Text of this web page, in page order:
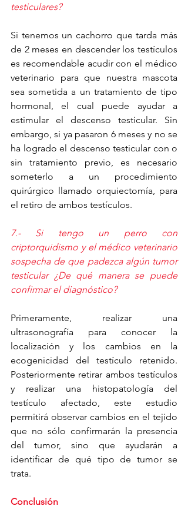
testiculares?
Si tenemos un cachorro que tarda más
de 2 meses en descender los testículos
es recomendable acudir con el médico
veterinario para que nuestra mascota
sea sometida a un tratamiento de tipo
hormonal, el cual puede ayudar a
estimular el descenso testicular. Sin
embargo, si ya pasaron 6 meses y no se
ha logrado el descenso testicular con o
sin tratamiento previo, es necesario
someterlo a un procedimiento
quirúrgico llamado orquiectomía, para
el retiro de ambos testículos.
7.- Si tengo un perro con
criptorquidismo y el médico veterinario
sospecha de que padezca algún tumor
testicular ¿De qué manera se puede
confirmar el diagnóstico?
Primeramente, realizar una
ultrasonografía para conocer la
localización y los cambios en la
ecogenicidad del testículo retenido.
Posteriormente retirar ambos testículos
y realizar una histopatología del
testículo afectado, este estudio
permitirá observar cambios en el tejido
que no sólo confirmarán la presencia
del tumor, sino que ayudarán a
identificar de qué tipo de tumor se
trata.
Conclusión